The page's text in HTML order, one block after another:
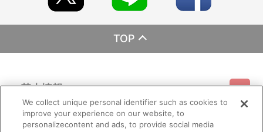
TOP
基本情報
利用規約 特定商取引法に基づく表示 プライバシーポリシー
ご利用情報
We collect unique personal identifier such as cookies to
improve your experience on our website, to
personalizecontent and ads, to provide social media